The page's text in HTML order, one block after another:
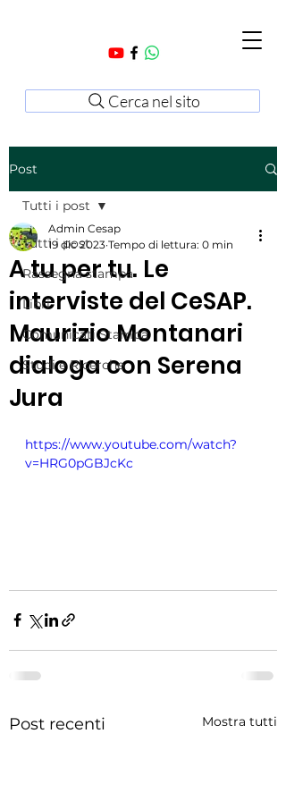
Cerca nel sito
Post
Tutti i post
Rassegna stampa
Libri
Comunicati Stampa
Studi e Ricerche
Tutti i post
A tu per tu. Le
interviste del CeSAP.
Maurizio Montanari
dialoga con Serena
Jura
Admin Cesap
19 dic 2023 Tempo di lettura: 0 min
https://www.youtube.com/watch?
v=HRG0pGBJcKc
Post recenti Mostra tutti